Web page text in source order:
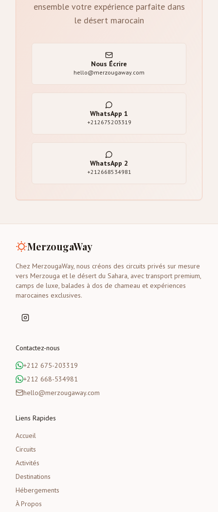
ensemble votre expérience parfaite dans
le désert marocain
Nous Écrire
hello@merzougaway.com
WhatsApp 1
+212675203319
WhatsApp 2
+212668534981
MerzougaWay
Chez MerzougaWay, nous créons des circuits privés sur mesure
vers Merzouga et le désert du Sahara, avec transport premium,
camps de luxe, balades à dos de chameau et expériences
marocaines exclusives.
Contactez-nous
+212 675-203319
+212 668-534981
hello@merzougaway.com
Liens Rapides
Accueil
Circuits
Activités
Destinations
Hébergements
À Propos